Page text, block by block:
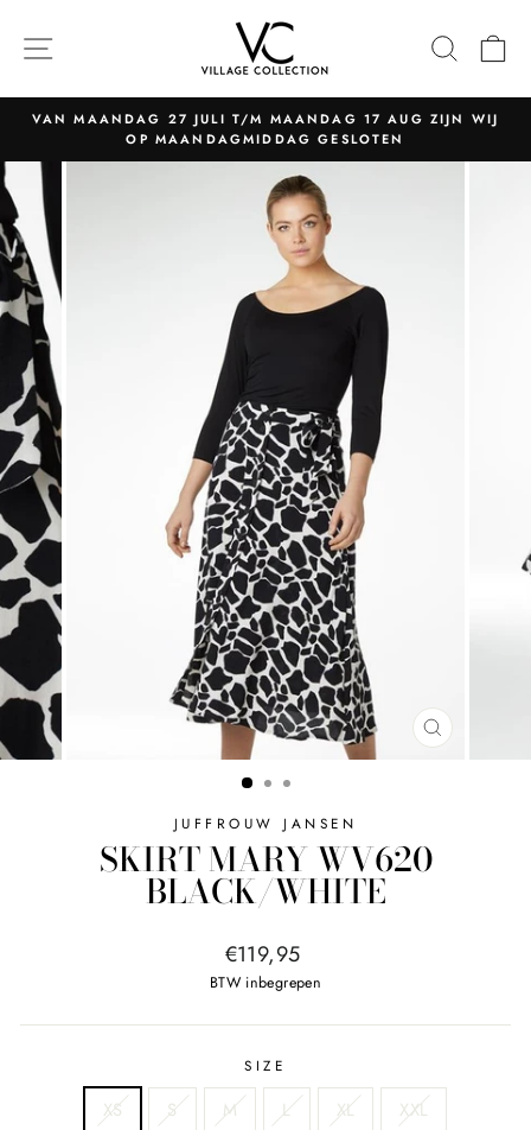
content
Pauzeer
slider
VAN MAANDAG 27 JULI T/M MAANDAG 17 AUG ZIJN WIJ
OP MAANDAGMIDDAG GESLOTEN
SLUITEN
JUFFROUW JANSEN
SKIRT MARY WV620
BLACK/WHITE
Normale
prijs
€119,95
BTW inbegrepen
SIZE
XS S M L XL XXL